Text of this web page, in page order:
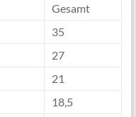
Gesamt
35
27
21
18,5